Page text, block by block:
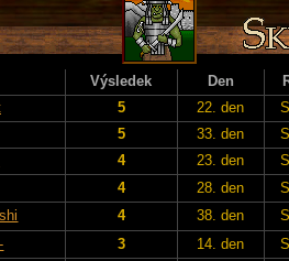
Výsledek Den
5 22. den
5 33. den
4 23. den
4 28. den
4 38. den
3 14. den